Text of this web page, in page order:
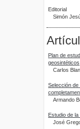
Editorial
Simón
Plan de
geosintéticos
Carlos
Selección
Armando
Estudio de
José